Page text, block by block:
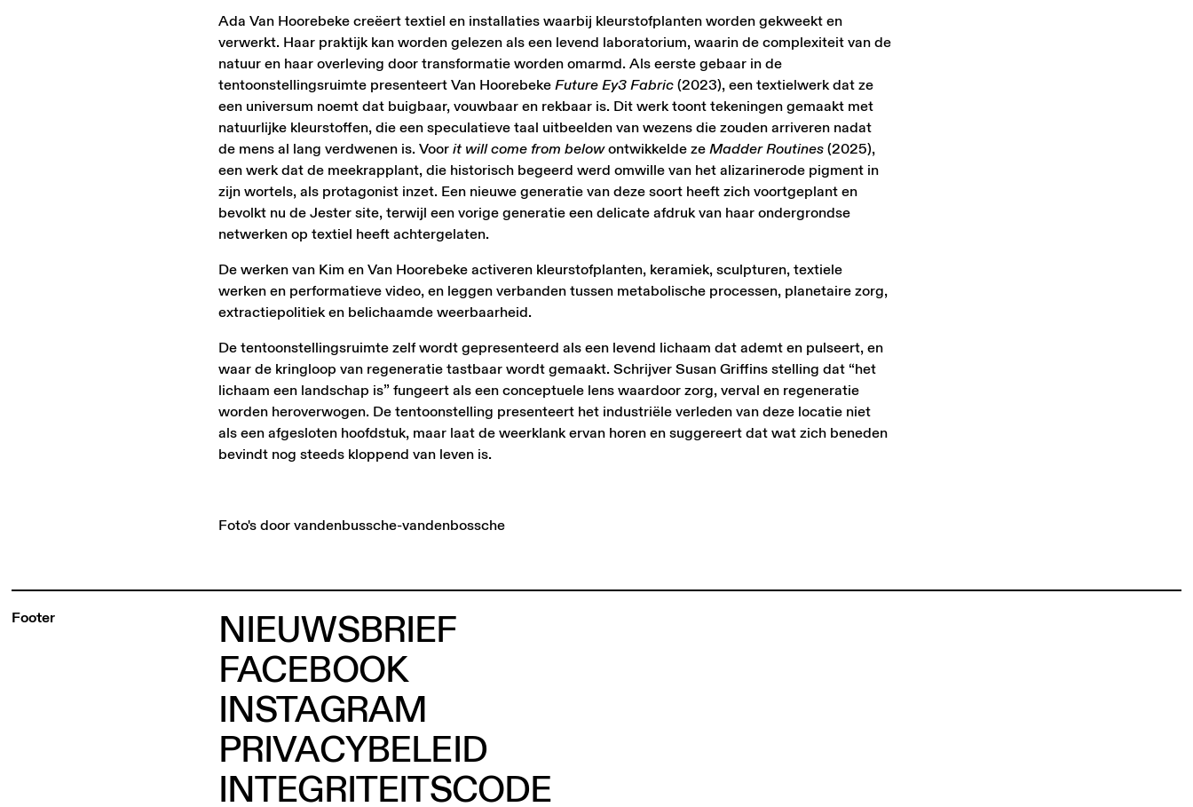
Ada Van Hoorebeke creëert textiel en installaties waarbij kleurstofplanten worden gekweekt en
verwerkt. Haar praktijk kan worden gelezen als een levend laboratorium, waarin de complexiteit van de
natuur en haar overleving door transformatie worden omarmd. Als eerste gebaar in de
tentoonstellingsruimte presenteert Van HoorebekeFuture Ey3 Fabric(2023), een textielwerk dat ze
een universum noemt dat buigbaar, vouwbaar en rekbaar is. Dit werk toont tekeningen gemaakt met
natuurlijke kleurstoffen, die een speculatieve taal uitbeelden van wezens die zouden arriveren nadat
de mens al lang verdwenen is. Voorit will come from belowontwikkelde zeMadder Routines(2025),
een werk dat de meekrapplant, die historisch begeerd werd omwille van het alizarinerode pigment in
zijn wortels, als protagonist inzet. Een nieuwe generatie van deze soort heeft zich voortgeplant en
bevolkt nu de Jester site, terwijl een vorige generatie een delicate afdruk van haar ondergrondse
netwerken op textiel heeft achtergelaten.
De werken van Kim en Van Hoorebeke activeren kleurstofplanten, keramiek, sculpturen, textiele
werken en performatieve video, en leggen verbanden tussen metabolische processen, planetaire zorg,
extractiepolitiek en belichaamde weerbaarheid.
De tentoonstellingsruimte zelf wordt gepresenteerd als een levend lichaam dat ademt en pulseert, en
waar de kringloop van regeneratie tastbaar wordt gemaakt. Schrijver Susan Griffins stelling dat “het
lichaam een landschap is” fungeert als een conceptuele lens waardoor zorg, verval en regeneratie
worden heroverwogen. De tentoonstelling presenteert het industriële verleden van deze locatie niet
als een afgesloten hoofdstuk, maar laat de weerklank ervan horen en suggereert dat wat zich beneden
bevindt nog steeds kloppend van leven is.
Foto's door vandenbussche-vandenbossche
Footer
NIEUWSBRIEF
FACEBOOK
INSTAGRAM
PRIVACYBELEID
INTEGRITEITSCODE